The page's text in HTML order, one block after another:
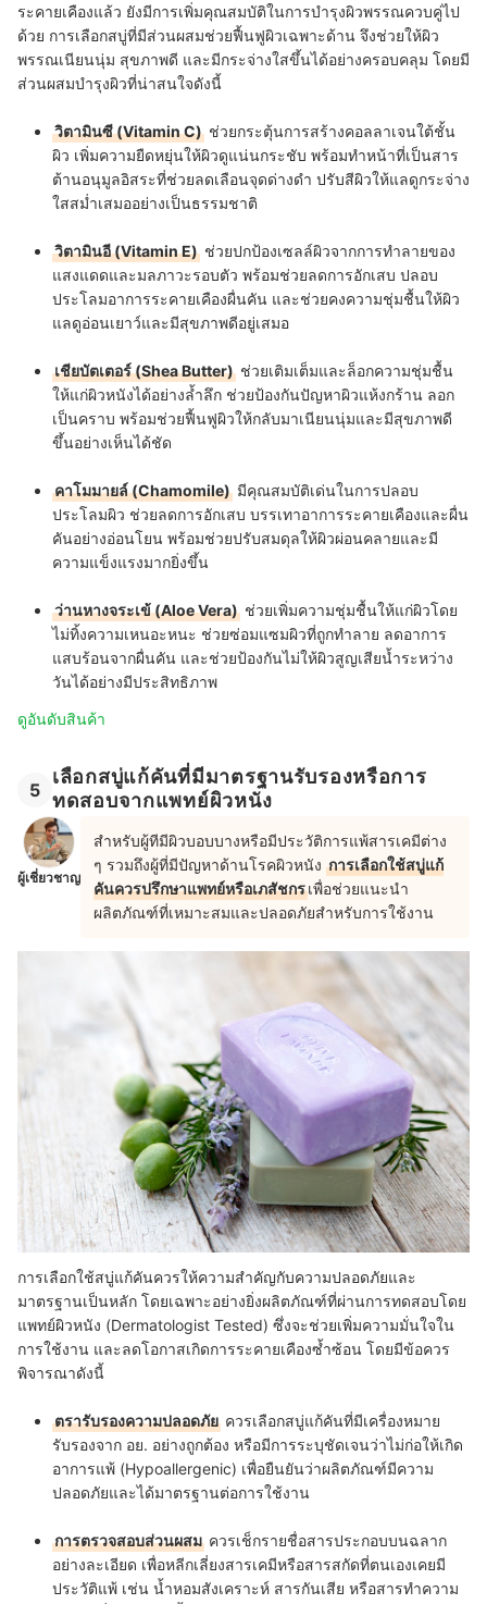
ระคายเคืองแล้ว ยังมีการเพิ่มคุณสมบัติในการบำรุงผิวพรรณควบคู่ไป
ด้วย การเลือกสบู่ที่มีส่วนผสมช่วยฟื้นฟูผิวเฉพาะด้าน จึงช่วยให้ผิว
พรรณเนียนนุ่ม สุขภาพดี และมีกระจ่างใสขึ้นได้อย่างครอบคลุม โดยมี
ส่วนผสมบำรุงผิวที่น่าสนใจดังนี้
วิตามินซี (Vitamin C) ช่วยกระตุ้นการสร้างคอลลาเจนใต้ชั้น
ผิว เพิ่มความยืดหยุ่นให้ผิวดูแน่นกระชับ พร้อมทำหน้าที่เป็นสาร
ต้านอนุมูลอิสระที่ช่วยลดเลือนจุดด่างดำ ปรับสีผิวให้แลดูกระจ่าง
ใสสม่ำเสมออย่างเป็นธรรมชาติ
วิตามินอี (Vitamin E) ช่วยปกป้องเซลล์ผิวจากการทำลายของ
แสงแดดและมลภาวะรอบตัว พร้อมช่วยลดการอักเสบ ปลอบ
ประโลมอาการระคายเคืองผื่นคัน และช่วยคงความชุ่มชื้นให้ผิว
แลดูอ่อนเยาว์และมีสุขภาพดีอยู่เสมอ
เชียบัตเตอร์ (Shea Butter) ช่วยเติมเต็มและล็อกความชุ่มชื้น
ให้แก่ผิวหนังได้อย่างล้ำลึก ช่วยป้องกันปัญหาผิวแห้งกร้าน ลอก
เป็นคราบ พร้อมช่วยฟื้นฟูผิวให้กลับมาเนียนนุ่มและมีสุขภาพดี
ขึ้นอย่างเห็นได้ชัด
คาโมมายล์ (Chamomile) มีคุณสมบัติเด่นในการปลอบ
ประโลมผิว ช่วยลดการอักเสบ บรรเทาอาการระคายเคืองและผื่น
คันอย่างอ่อนโยน พร้อมช่วยปรับสมดุลให้ผิวผ่อนคลายและมี
ความแข็งแรงมากยิ่งขึ้น
ว่านหางจระเข้ (Aloe Vera) ช่วยเพิ่มความชุ่มชื้นให้แก่ผิวโดย
ไม่ทิ้งความเหนอะหนะ ช่วยซ่อมแซมผิวที่ถูกทำลาย ลดอาการ
แสบร้อนจากผื่นคัน และช่วยป้องกันไม่ให้ผิวสูญเสียน้ำระหว่าง
วันได้อย่างมีประสิทธิภาพ
ดูอันดับสินค้า
5
เลือกสบู่แก้คันที่มีมาตรฐานรับรองหรือการ
ทดสอบจากแพทย์ผิวหนัง
ผู้เชี่ยวชาญ
สำหรับผู้ทีมีผิวบอบบางหรือมีประวัติการแพ้สารเคมีต่าง
ๆ รวมถึงผู้ที่มีปัญหาด้านโรคผิวหนัง การเลือกใช้สบู่แก้
คันควรปรึกษาแพทย์หรือเภสัชกรเพื่อช่วยแนะนำ
ผลิตภัณฑ์ที่เหมาะสมและปลอดภัยสำหรับการใช้งาน
การเลือกใช้สบู่แก้คันควรให้ความสำคัญกับความปลอดภัยและ
มาตรฐานเป็นหลัก โดยเฉพาะอย่างยิ่งผลิตภัณฑ์ที่ผ่านการทดสอบโดย
แพทย์ผิวหนัง (Dermatologist Tested) ซึ่งจะช่วยเพิ่มความมั่นใจใน
การใช้งาน และลดโอกาสเกิดการระคายเคืองซ้ำซ้อน โดยมีข้อควร
พิจารณาดังนี้
ตรารับรองความปลอดภัย ควรเลือกสบู่แก้คันที่มีเครื่องหมาย
รับรองจาก อย. อย่างถูกต้อง หรือมีการระบุชัดเจนว่าไม่ก่อให้เกิด
อาการแพ้ (Hypoallergenic) เพื่อยืนยันว่าผลิตภัณฑ์มีความ
ปลอดภัยและได้มาตรฐานต่อการใช้งาน
การตรวจสอบส่วนผสม ควรเช็กรายชื่อสารประกอบบนฉลาก
อย่างละเอียด เพื่อหลีกเลี่ยงสารเคมีหรือสารสกัดที่ตนเองเคยมี
ประวัติแพ้ เช่น น้ำหอมสังเคราะห์ สารกันเสีย หรือสารทำความ